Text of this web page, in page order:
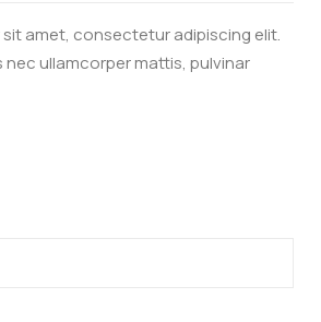
amet, consectetur adipiscing elit.
nec ullamcorper mattis, pulvinar